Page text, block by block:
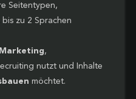
Seitentypen,
zu 2 Sprachen
Marketing,
nutzt und Inhalte
möchtet.